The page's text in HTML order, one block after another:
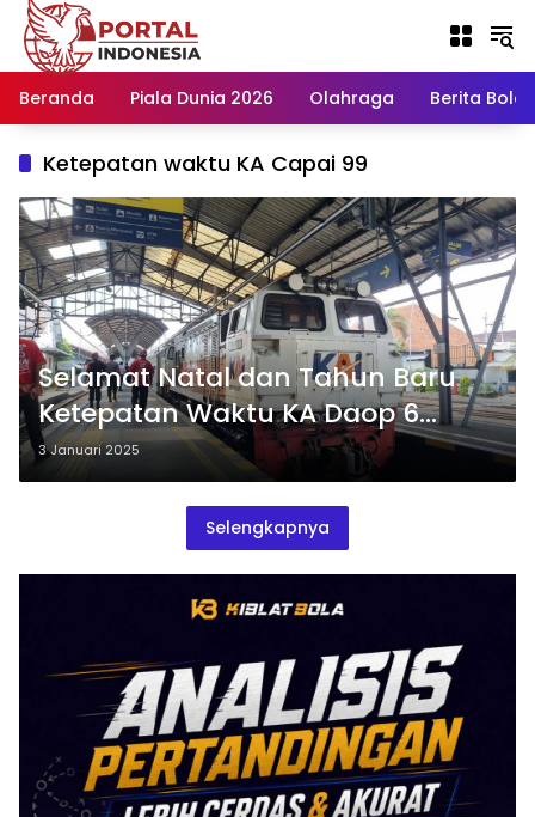
Langsung
konten
Beranda
Piala Dunia 2026 Olahraga Berita Bola
Ketepatan waktu KA Capai 99
Selamat Natal dan Tahun Baru
Ketepatan Waktu KA Daop 6
Capai 99,3%
3 Januari 2025
Selengkapnya